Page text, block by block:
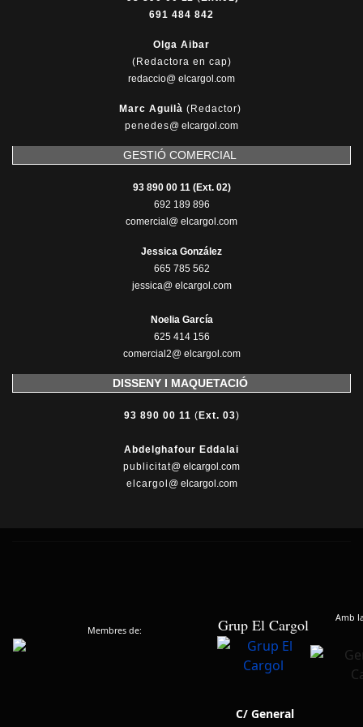
691 484 842
Olga Aibar
(Redactora en cap)
redaccio@ elcargol.com
Marc Aguilà (Redactor)
penedes@ elcargol.com
GESTIÓ COMERCIAL
93 890 00 11 (Ext. 02)
692 189 896
comercial@ elcargol.com
Jessica González
665 785 562
jessica@ elcargol.com
Noelia García
625 414 156
comercial2@ elcargol.com
DISSENY I MAQUETACIÓ
93 890 00 11 ( Ext. 03)
Abdelghafour Eddalai
publicitat@ elcargol.com
elcargol @ elcargol.com
Membres de: Grup El Cargol Amb
C/ General